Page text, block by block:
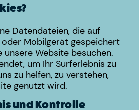
Datendateien, die auf
Mobilgerät gespeichert
unsere Website besuchen.
um Ihr Surferlebnis zu
zu helfen, zu verstehen,
genutzt wird.
und Kontrolle